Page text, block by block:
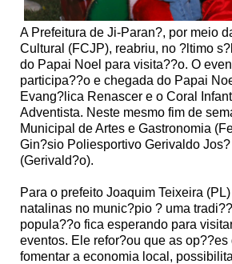
A Prefeitura de Ji-Paran?, por meio
Cultural (FCJP), reabriu, no ?ltimo
do Papai Noel para visita??o. O
participa??o e chegada do Papai
Evang?lica Renascer e o Coral
Adventista. Neste mesmo fim de
Municipal de Artes e Gastronomia
Gin?sio Poliesportivo Gerivaldo
(Gerivald?o).
Para o prefeito Joaquim Teixeira
natalinas no munic?pio ? uma
popula??o fica esperando para
eventos. Ele refor?ou que as op??es
fomentar a economia local,